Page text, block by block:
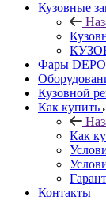
Кузовные
Фары DEPO
Кузовной
Как купить
Как
Контакты